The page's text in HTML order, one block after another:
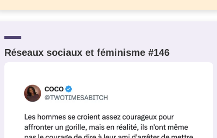
Réseaux sociaux et féminisme #146